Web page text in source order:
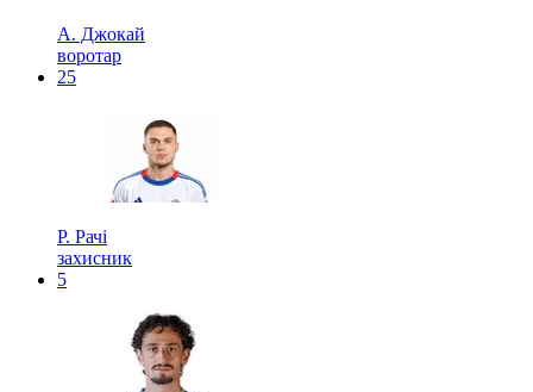
А. Джокай
воротар
25
Р. Рачі
захисник
5